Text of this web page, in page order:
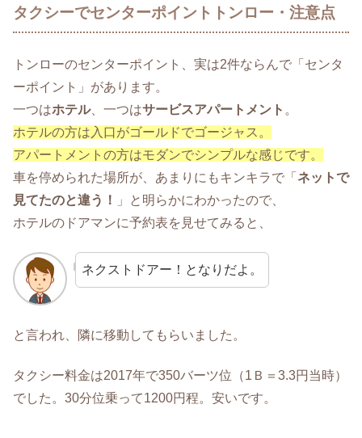
タクシーでセンターポイントトンロー・注意点
トンローのセンターポイント、実は2件ならんで「センタ
ーポイント」があります。
一つはホテル、一つはサービスアパートメント 。
ホテルの方は入口がゴールドでゴージャス。
アパートメントの方はモダンでシンプルな感じです。
車を停められた場所が、あまりにもキンキラで「 ネットで
見てたのと違う！
」と明らかにわかったので、
ホテルのドアマンに予約表を見せてみると、
ネクストドアー！となりだよ。
と言われ、隣に移動してもらいました。
タクシー料金は2017年で350バーツ位（1Ｂ＝3.3円当時）
でした。30分位乗って1200円程。安いです。